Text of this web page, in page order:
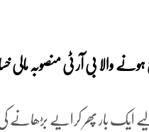
والا بی آر ٹی منصوبہ مالی
ایک بار پھر کرایے بڑھانے